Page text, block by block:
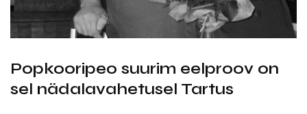
Popkooripeo suurim eelproov on
sel nädalavahetusel Tartus